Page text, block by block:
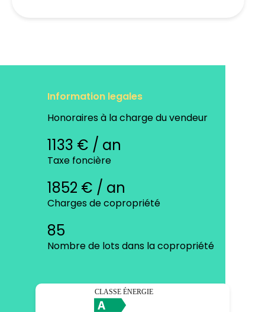
Information legales
Honoraires à la charge du vendeur
1133 € / an
Taxe foncière
1852 € / an
Charges de copropriété
85
Nombre de lots dans la copropriété